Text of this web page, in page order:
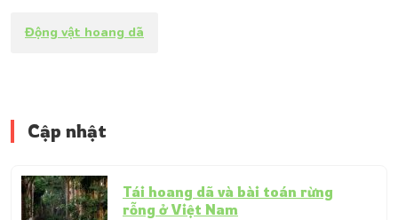
Động vật hoang dã
Cập nhật
Tái hoang dã và bài toán rừng
rỗng ở Việt Nam